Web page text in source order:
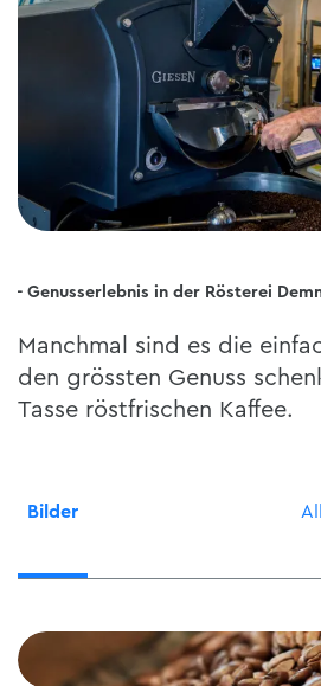
- Genusserlebnis in der Rösterei
Manchmal sind es die
den grössten Genuss
Tasse röstfrischen Kaffee.
Bilder